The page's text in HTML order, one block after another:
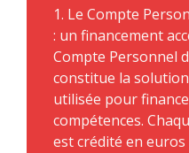
1. Le Compte
: un financement
Compte Personnel
constitue la
utilisée pour
compétences.
est crédité en